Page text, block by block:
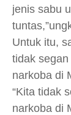
jenis sabu
Untuk itu,
tidak
narkoba di
“Kita tidak
narkoba di